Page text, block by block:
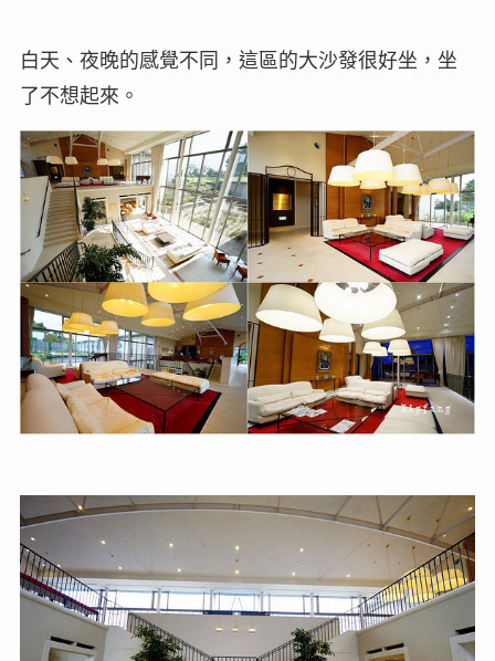
白天、夜晚的感覺不同，這區的大沙發很好坐，坐
了不想起來。